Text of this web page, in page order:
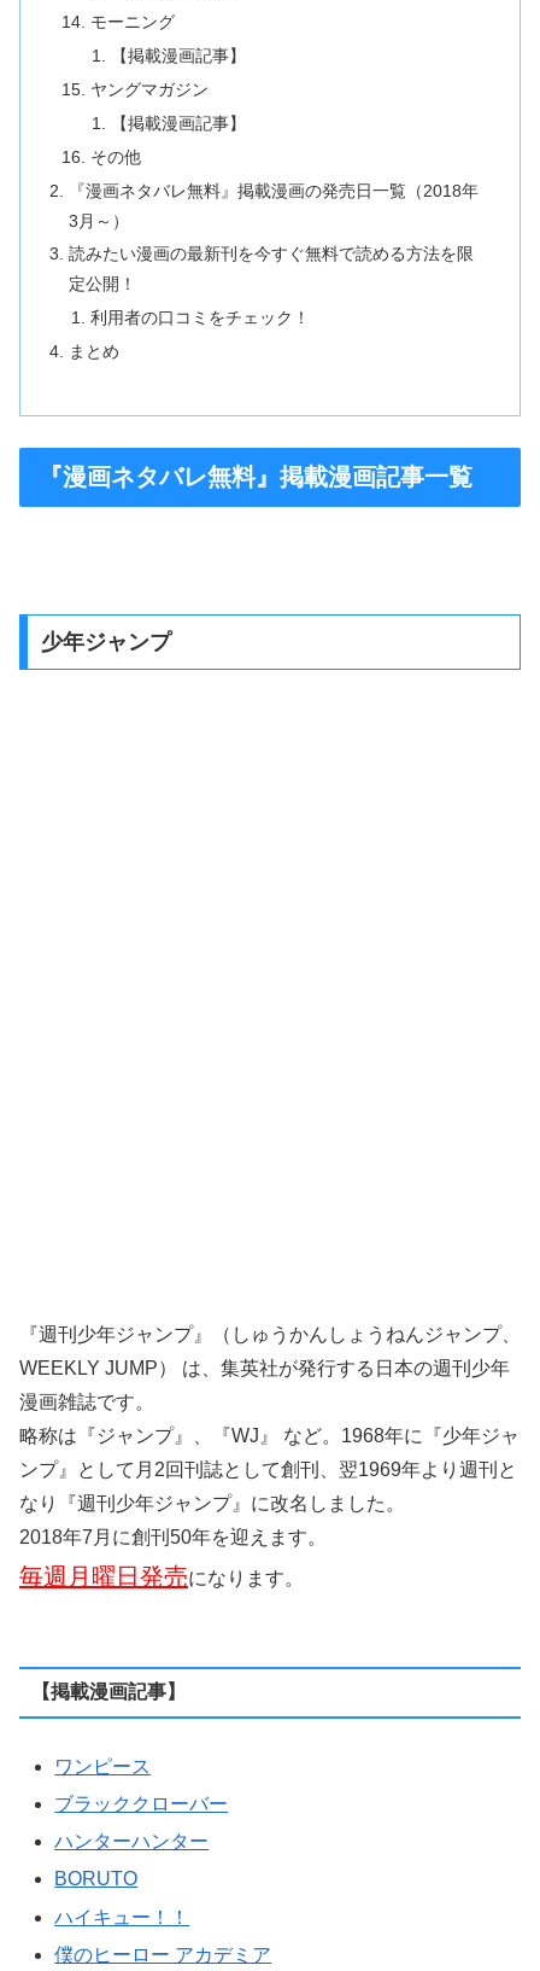
モーニング
【掲載漫画記事】
ヤングマガジン
【掲載漫画記事】
その他
『漫画ネタバレ無料』掲載漫画の発売日一覧（2018年
3月～）
読みたい漫画の最新刊を今すぐ無料で読める方法を限
定公開！
利用者の口コミをチェック！
まとめ
『漫画ネタバレ無料』掲載漫画記事一覧
少年ジャンプ
『週刊少年ジャンプ』（しゅうかんしょうねんジャンプ、
WEEKLY JUMP） は、集英社が発行する日本の週刊少年
漫画雑誌です。
略称は『ジャンプ』、『WJ』 など。1968年に『少年ジャ
ンプ』として月2回刊誌として創刊、翌1969年より週刊と
なり『週刊少年ジャンプ』に改名しました。
2018年7月に創刊50年を迎えます。
毎週月曜日発売になります。
【掲載漫画記事】
ワンピース
ブラッククローバー
ハンターハンター
BORUTO
ハイキュー！！
僕のヒーロー アカデミア